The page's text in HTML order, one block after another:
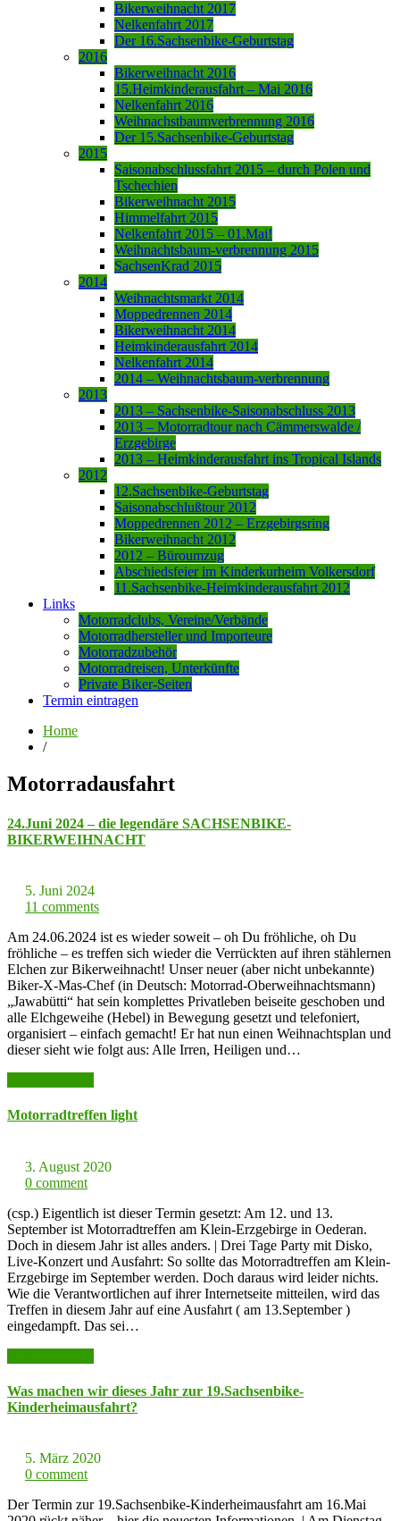
Bikerweihnacht 2017
Nelkenfahrt 2017
Der 16.Sachsenbike-Geburtstag
2016
Bikerweihnacht 2016
15.Heimkinderausfahrt – Mai 2016
Nelkenfahrt 2016
Weihnachstbaumverbrennung 2016
Der 15.Sachsenbike-Geburtstag
2015
Saisonabschlussfahrt 2015 – durch Polen und
Tschechien
Bikerweihnacht 2015
Himmelfahrt 2015
Nelkenfahrt 2015 – 01.Mai!
Weihnachtsbaum-verbrennung 2015
SachsenKrad 2015
2014
Weihnachtsmarkt 2014
Moppedrennen 2014
Bikerweihnacht 2014
Heimkinderausfahrt 2014
Nelkenfahrt 2014
2014 – Weihnachtsbaum-verbrennung
2013
2013 – Sachsenbike-Saisonabschluss 2013
2013 – Motorradtour nach Cämmerswalde /
Erzgebirge
2013 – Heimkinderausfahrt ins Tropical Islands
2012
12.Sachsenbike-Geburtstag
Saisonabschlußtour 2012
Moppedrennen 2012 – Erzgebirgsring
Bikerweihnacht 2012
2012 – Büroumzug
Abschiedsfeier im Kinderkurheim Volkersdorf
11.Sachsenbike-Heimkinderausfahrt 2012
Links
Motorradclubs, Vereine/Verbände
Motorradhersteller und Importeure
Motorradzubehör
Motorradreisen, Unterkünfte
Private Biker-Seiten
Termin eintragen
Home
/
Motorradausfahrt
24.Juni 2024 – die legendäre SACHSENBIKE-
BIKERWEIHNACHT
5. Juni 2024
11 comments
Am 24.06.2024 ist es wieder soweit – oh Du fröhliche, oh Du
fröhliche – es treffen sich wieder die Verrückten auf ihren stählernen
Elchen zur Bikerweihnacht! Unser neuer (aber nicht unbekannte)
Biker-X-Mas-Chef (in Deutsch: Motorrad-Oberweihnachtsmann)
„Jawabütti“ hat sein komplettes Privatleben beiseite geschoben und
alle Elchgeweihe (Hebel) in Bewegung gesetzt und telefoniert,
organisiert – einfach gemacht! Er hat nun einen Weihnachtsplan und
dieser sieht wie folgt aus: Alle Irren, Heiligen und…
Motorradtreffen light
3. August 2020
0 comment
(csp.) Eigentlich ist dieser Termin gesetzt: Am 12. und 13.
September ist Motorradtreffen am Klein-Erzgebirge in Oederan.
Doch in diesem Jahr ist alles anders. | Drei Tage Party mit Disko,
Live-Konzert und Ausfahrt: So sollte das Motorradtreffen am Klein-
Erzgebirge im September werden. Doch daraus wird leider nichts.
Wie die Verantwortlichen auf ihrer Internetseite mitteilen, wird das
Treffen in diesem Jahr auf eine Ausfahrt ( am 13.September )
eingedampft. Das sei…
Was machen wir dieses Jahr zur 19.Sachsenbike-
Kinderheimausfahrt?
5. März 2020
0 comment
Der Termin zur 19.Sachsenbike-Kinderheimausfahrt am 16.Mai